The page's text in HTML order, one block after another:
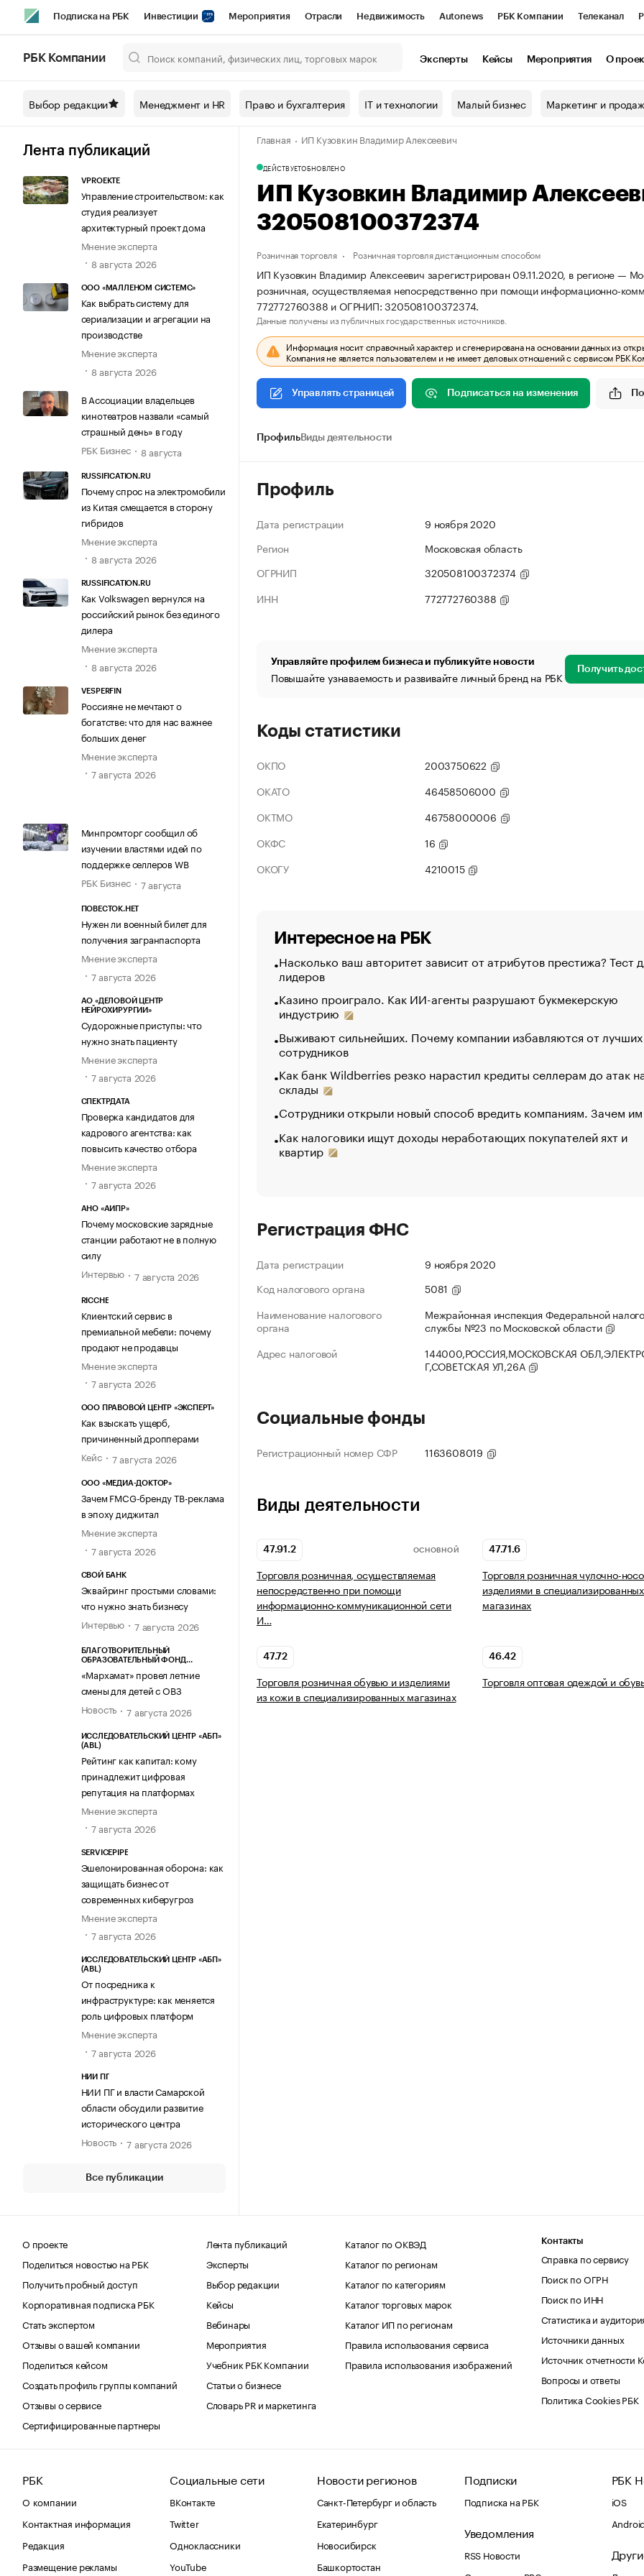
Подписка на РБК Инвестиции Мероприятия Отрасли Недвижимость Autonews РБК Компании Телеканал
Спецпроекты СПб Конференции СПб Спецпроекты Проверка контрагентов
Технологии и медиа Рынок наличной валюты
РБК Компании Эксперты Кейсы Мероприятия О
Выбор редакции Менеджмент и HR Право и бухгалтерия IT и технологии Малый бизнес Маркетинг и
Лента публикаций
VPROEKTE
Управление строительством: как
студия реализует
архитектурный проект дома
Мнение эксперта
8 августа 2026
ООО «МАЛЛЕНОМ СИСТЕМС»
Как выбрать систему для
сериализации и агрегации на
производстве
Мнение эксперта
8 августа 2026
В Ассоциации владельцев
кинотеатров назвали «самый
страшный день» в году
РБК Бизнес
8 августа
RUSSIFICATION.RU
Почему спрос на электромобили
из Китая смещается в сторону
гибридов
Мнение эксперта
8 августа 2026
RUSSIFICATION.RU
Как Volkswagen вернулся на
российский рынок без единого
дилера
Мнение эксперта
8 августа 2026
VESPERFIN
Россияне не мечтают о
богатстве: что для нас важнее
больших денег
Мнение эксперта
7 августа 2026
Минпромторг сообщил об
изучении властями идей по
поддержке селлеров WB
РБК Бизнес
7 августа
ПОВЕСТОК.НЕТ
Нужен ли военный билет для
получения загранпаспорта
Мнение эксперта
7 августа 2026
АО «ДЕЛОВОЙ ЦЕНТР
НЕЙРОХИРУРГИИ»
Судорожные приступы: что
нужно знать пациенту
Мнение эксперта
7 августа 2026
СПЕКТРДАТА
Проверка кандидатов для
кадрового агентства: как
повысить качество отбора
Мнение эксперта
7 августа 2026
АНО «АИПР»
Почему московские зарядные
станции работают не в полную
силу
Интервью
7 августа 2026
RICCHE
Клиентский сервис в
премиальной мебели: почему
продают не продавцы
Мнение эксперта
7 августа 2026
ООО ПРАВОВОЙ ЦЕНТР «ЭКСПЕРТ»
Как взыскать ущерб,
причиненный дропперами
Кейс
7 августа 2026
ООО «МЕДИА-ДОКТОР»
Зачем FMCG-бренду ТВ-реклама
в эпоху диджитал
Мнение эксперта
7 августа 2026
СВОЙ БАНК
Эквайринг простыми словами:
что нужно знать бизнесу
Интервью
7 августа 2026
БЛАГОТВОРИТЕЛЬНЫЙ
ОБРАЗОВАТЕЛЬНЫЙ ФОНД
«Мархамат» провел летние
смены для детей с ОВЗ
Новость
7 августа 2026
ИССЛЕДОВАТЕЛЬСКИЙ ЦЕНТР «АБП»
(ABL)
Рейтинг как капитал: кому
принадлежит цифровая
репутация на платформах
Мнение эксперта
7 августа 2026
SERVICEPIPE
Эшелонированная оборона: как
защищать бизнес от
современных киберугроз
Мнение эксперта
7 августа 2026
ИССЛЕДОВАТЕЛЬСКИЙ ЦЕНТР «АБП»
(ABL)
От посредника к
инфраструктуре: как меняется
роль цифровых платформ
Мнение эксперта
7 августа 2026
НИИ ПГ
НИИ ПГ и власти Самарской
области обсудили развитие
исторического центра
Новость
7 августа 2026
Все публикации
Главная ИП Кузовкин Владимир Алексеевич
ДЕЙСТВУЕТОБНОВЛЕНО
ИП Кузовкин Владимир
320508100372374
Розничная торговля Розничная торговля дистанционным способом
ИП Кузовкин Владимир Алексеевич зарегистрирован 09.11.2020, в регионе —
розничная, осуществляемая непосредственно при помощи информационно-
772772760388 и ОГРНИП: 320508100372374.
Данные получены из публичных государственных источников.
Информация носит справочный характер и сгенерирована на основании данных из
Компания не является пользователем и не имеет деловых отношений с сервисом РБК
Управлять страницей Подписаться на изменения
ПрофильВиды деятельности
Профиль
Дата регистрации
9 ноября 2020
Регион
Московская область
ОГРНИП
320508100372374
ИНН
772772760388
Управляйте профилем бизнеса и публикуйте новости
Повышайте узнаваемость и развивайте личный бренд на РБК Получить
Коды статистики
ОКПО
2003750622
ОКАТО
46458506000
ОКТМО
46758000006
ОКФС
16
ОКОГУ
4210015
Интересное на РБК
Насколько ваш авторитет зависит от атрибутов престижа? Тест
лидеров
Казино проиграло. Как ИИ-агенты разрушают букмекерскую
индустрию
Выживают сильнейших. Почему компании избавляются от лучших
сотрудников
Как банк Wildberries резко нарастил кредиты селлерам до атак
склады
Сотрудники открыли новый способ вредить компаниям. Зачем
Как налоговики ищут доходы неработающих покупателей яхт и
квартир
Регистрация ФНС
Дата регистрации
9 ноября 2020
Код налогового органа
5081
Наименование налогового
органа
Межрайонная инспекция Федеральной
службы №23 по Московской области
Адрес налоговой
144000,РОССИЯ,МОСКОВСКАЯ
Г,СОВЕТСКАЯ УЛ,26А
Социальные фонды
Регистрационный номер СФР 1163608019
Виды деятельности
47.91.2 ОСНОВНОЙ
Торговля розничная, осуществляемая
непосредственно при помощи
информационно-коммуникационной сети
И…
47.71.6
Торговля розничная чулочно-
изделиями в специализированных
магазинах
47.72
Торговля розничная обувью и изделиями
из кожи в специализированных магазинах
46.42
Торговля оптовая одеждой и
О проекте
Поделиться новостью на РБК
Получить пробный доступ
Корпоративная подписка РБК
Стать экспертом
Отзывы о вашей компании
Поделиться кейсом
Создать профиль группы компаний
Отзывы о сервисе
Сертифицированные партнеры
Лента публикаций
Эксперты
Выбор редакции
Кейсы
Вебинары
Мероприятия
Учебник РБК Компании
Статьи о бизнесе
Словарь PR и маркетинга
Каталог по ОКВЭД
Каталог по регионам
Каталог по категориям
Каталог торговых марок
Каталог ИП по регионам
Правила использования сервиса
Правила использования изображений
Контакты
Справка по сервису
Поиск по ОГРН
Поиск по ИНН
Статистика и
Источники данных
Источник отчетности
Вопросы и ответы
Политика Cookies РБК
РБК
О компании
Контактная информация
Редакция
Размещение рекламы
Социальные сети
ВКонтакте
Twitter
Одноклассники
YouTube
Новости регионов
Санкт-Петербург и область
Екатеринбург
Новосибирск
Башкортостан
Подписки
Подписка на РБК
Уведомления
RSS Новости
РБК
iOS